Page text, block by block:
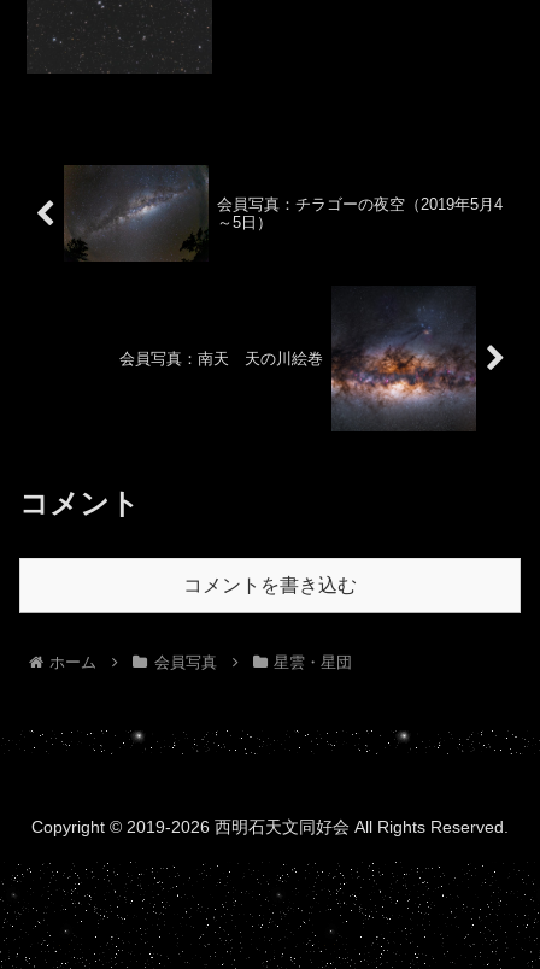
会員写真：チラゴーの夜空（2019年5月4
～5日）
会員写真：南天 天の川絵巻
コメント
コメントを書き込む
ホーム 会員写真 星雲・星団
Copyright © 2019-2026 西明石天文同好会 All Rights Reserved.